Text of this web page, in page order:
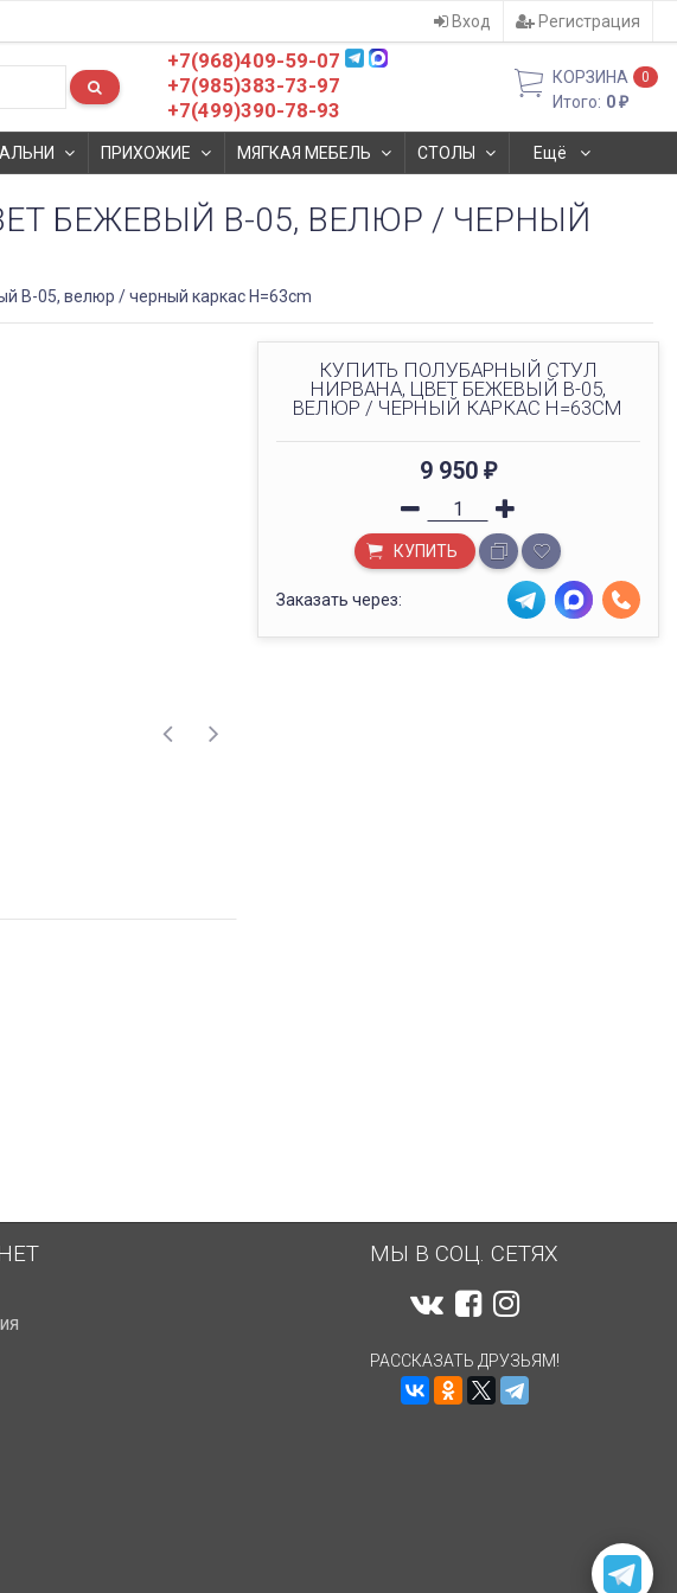
Вход Регистрация
+7(968)409-59-07
+7(985)383-73-97
+7(499)390-78-93
КОРЗИНА 0
Итого: 0₽
ПРИХОЖИЕ МЯГКАЯ МЕБЕЛЬ СТОЛЫ Ещё
БЕЖЕВЫЙ B-05, ВЕЛЮР / ЧЕРНЫЙ
B-05, велюр / черный каркас H=63cm
КУПИТЬ ПОЛУБАРНЫЙ СТУЛ
НИРВАНА, ЦВЕТ БЕЖЕВЫЙ B-05,
ВЕЛЮР / ЧЕРНЫЙ КАРКАС H=63CM
9 950 ₽
КУПИТЬ
Заказать через:
МЫ В СОЦ. СЕТЯХ
РАССКАЗАТЬ ДРУЗЬЯМ!